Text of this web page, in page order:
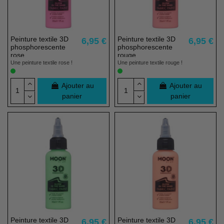
Peinture textile 3D
phosphorescente
rose
6,95 €
Une peinture textile rose !
Ajouter au
panier
Peinture textile 3D
phosphorescente
rouge
6,95 €
Une peinture textile rouge !
Ajouter au
panier
Peinture textile 3D
6,95 €
Peinture textile 3D
6,95 €